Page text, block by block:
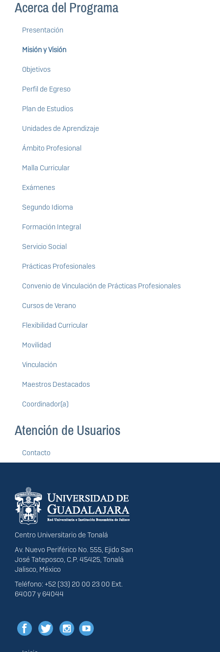
Acerca del Programa
Presentación
Misión y Visión
Objetivos
Perfil de Egreso
Plan de Estudios
Unidades de Aprendizaje
Ámbito Profesional
Malla Curricular
Exámenes
Segundo Idioma
Formación Integral
Servicio Social
Prácticas Profesionales
Convenio de Vinculación de Prácticas Profesionales
Cursos de Verano
Flexibilidad Curricular
Movilidad
Vinculación
Maestros Destacados
Coordinador(a)
Atención de Usuarios
Contacto
Información del
portal
Centro Universitario de Tonalá
Av. Nuevo Periférico No. 555, Ejido San
José Tateposco, C.P. 45425, Tonalá
Jalisco, México
Teléfono: +52 (33) 20 00 23 00 Ext.
64007 y 64044